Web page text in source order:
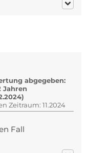
abgegeben:
Jahren
Zeitraum: 11.2024
Fall